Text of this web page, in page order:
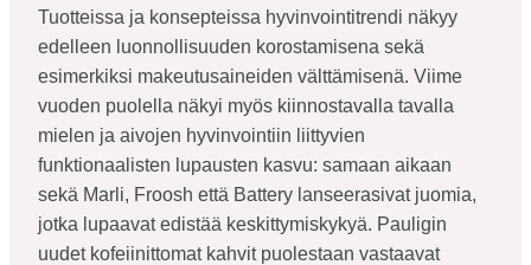
Tuotteissa ja konsepteissa hyvinvointitrendi näkyy
edelleen luonnollisuuden korostamisena sekä
esimerkiksi makeutusaineiden välttämisenä. Viime
vuoden puolella näkyi myös kiinnostavalla tavalla
mielen ja aivojen hyvinvointiin liittyvien
funktionaalisten lupausten kasvu: samaan aikaan
sekä Marli, Froosh että Battery lanseerasivat juomia,
jotka lupaavat edistää keskittymiskykyä. Pauligin
uudet kofeiinittomat kahvit puolestaan vastaavat